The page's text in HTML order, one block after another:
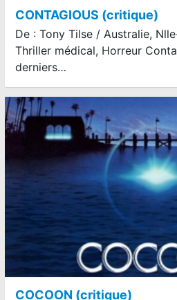
CONTAGIOUS (critique)
De : Tony Tilse / Australie,
Thriller médical, Horreur
derniers…
COCOON (critique)